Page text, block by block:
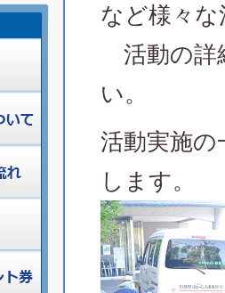
など様々
活動の詳
い。
活動実施
します。